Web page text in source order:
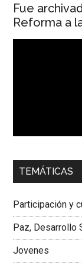
Fue
Reforma a
00:00
Dra. Carolina
Colombiana
TEMÁTICAS
Participación y
Paz, Desarrollo
Jovenes